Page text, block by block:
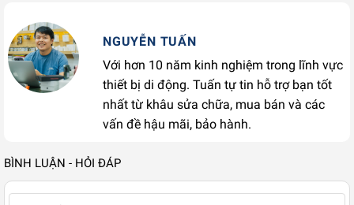
NGUYỄN TUẤN
Với hơn 10 năm kinh nghiệm trong lĩnh vực
thiết bị di động. Tuấn tự tin hỗ trợ bạn tốt
nhất từ khâu sửa chữa, mua bán và các
vấn đề hậu mãi, bảo hành.
BÌNH LUẬN - HỎI ĐÁP